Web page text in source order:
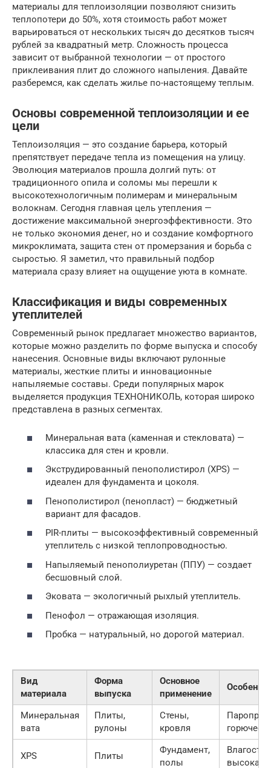
материалы для теплоизоляции позволяют снизить
теплопотери до 50%, хотя стоимость работ может
варьироваться от нескольких тысяч до десятков тысяч
рублей за квадратный метр. Сложность процесса
зависит от выбранной технологии — от простого
приклеивания плит до сложного напыления. Давайте
разберемся, как сделать жилье по-настоящему теплым.
Основы современной теплоизоляции и ее
цели
Теплоизоляция — это создание барьера, который
препятствует передаче тепла из помещения на улицу.
Эволюция материалов прошла долгий путь: от
традиционного опила и соломы мы перешли к
высокотехнологичным полимерам и минеральным
волокнам. Сегодня главная цель утепления —
достижение максимальной энергоэффективности. Это
не только экономия денег, но и создание комфортного
микроклимата, защита стен от промерзания и борьба с
сыростью. Я заметил, что правильный подбор
материала сразу влияет на ощущение уюта в комнате.
Классификация и виды современных
утеплителей
Современный рынок предлагает множество вариантов,
которые можно разделить по форме выпуска и способу
нанесения. Основные виды включают рулонные
материалы, жесткие плиты и инновационные
напыляемые составы. Среди популярных марок
выделяется продукция ТЕХНОНИКОЛЬ, которая широко
представлена в разных сегментах.
Минеральная вата (каменная и стекловата) —
классика для стен и кровли.
Экструдированный пенополистирол (XPS) —
идеален для фундамента и цоколя.
Пенополистирол (пенопласт) — бюджетный
вариант для фасадов.
PIR-плиты — высокоэффективный современный
утеплитель с низкой теплопроводностью.
Напыляемый пенополиуретан (ППУ) — создает
бесшовный слой.
Эковата — экологичный рыхлый утеплитель.
Пенофол — отражающая изоляция.
Пробка — натуральный, но дорогой материал.
Вид
материала
Форма
выпуска
Основное
применение
Минеральная
вата
Плиты,
рулоны
Стены,
кровля
XPS Плиты
Фундамент,
полы
высокая